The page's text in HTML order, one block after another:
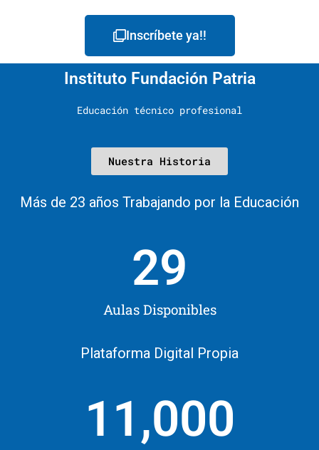
Inscríbete ya!!
Instituto Fundación Patria
Educación técnico profesional
Nuestra Historia
Más de 23 años Trabajando por la Educación
Aulas Disponibles
29
Plataforma Digital Propia
11,000